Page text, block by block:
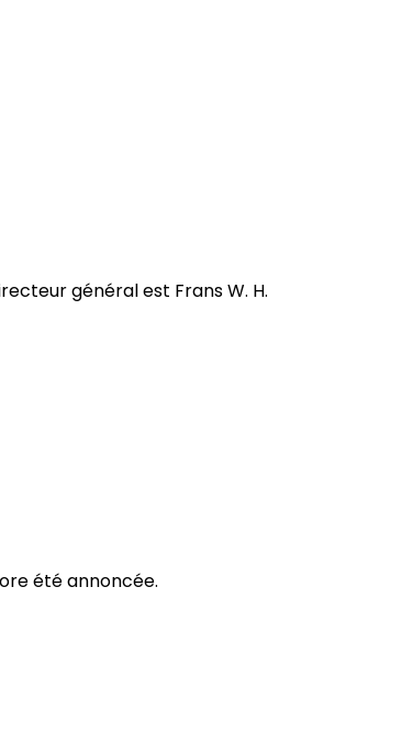
général est Frans W. H.
été annoncée.